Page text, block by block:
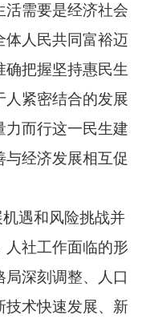
活需要是经济社会
体人民共同富裕迈
确把握坚持惠民生
人紧密结合的发展
力而行这一民生建
经济发展相互促
遇和风险挑战并
人社工作面临的形
深刻调整、人口
技术快速发展、新